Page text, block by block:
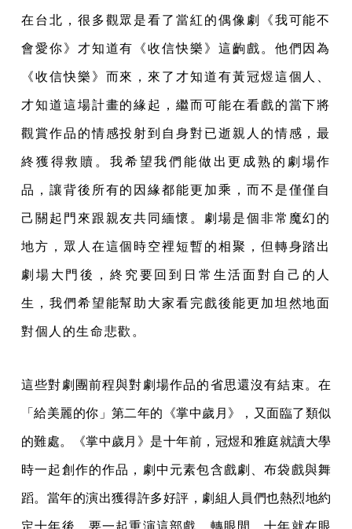
在台北，很多觀眾是看了當紅的偶像劇《我可能不
會愛你》才知道有《收信快樂》這齣戲。他們因為
《收信快樂》而來，來了才知道有黃冠煜這個人、
才知道這場計畫的緣起，繼而可能在看戲的當下將
觀賞作品的情感投射到自身對已逝親人的情感，最
終獲得救贖。我希望我們能做出更成熟的劇場作
品，讓背後所有的因緣都能更加乘，而不是僅僅自
己關起門來跟親友共同緬懷。劇場是個非常魔幻的
地方，眾人在這個時空裡短暫的相聚，但轉身踏出
劇場大門後，終究要回到日常生活面對自己的人
生，我們希望能幫助大家看完戲後能更加坦然地面
對個人的生命悲歡。
這些對劇團前程與對劇場作品的省思還沒有結束。在
「給美麗的你」第二年的《掌中歲月》，又面臨了類似
的難處。《掌中歲月》是十年前，冠煜和雅庭就讀大學
時一起創作的作品，劇中元素包含戲劇、布袋戲與舞
蹈。當年的演出獲得許多好評，劇組人員們也熱烈地約
定十年後，要一起重演這部戲。轉眼間，十年就在眼